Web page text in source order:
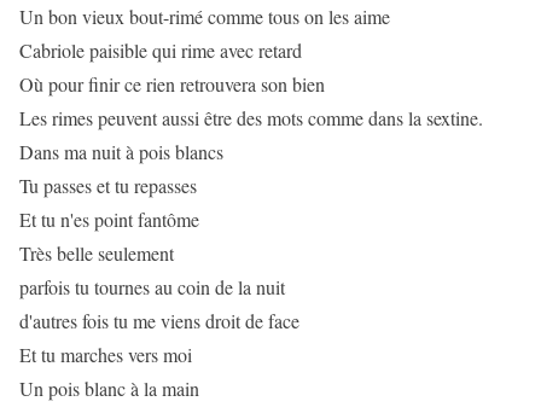
Un bon vieux bout-rimé comme tous on les aime
Cabriole paisible qui rime avec retard
Où pour finir ce rien retrouvera son bien
Les rimes peuvent aussi être des mots comme dans la sextine.
Dans ma nuit à pois blancs
Tu passes et tu repasses
Et tu n'es point fantôme
Très belle seulement
parfois tu tournes au coin de la nuit
d'autres fois tu me viens droit de face
Et tu marches vers moi
Un pois blanc à la main